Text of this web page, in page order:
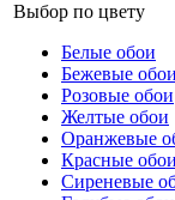
Выбор по цвету
Белые обои
Бежевые обои
Розовые обои
Желтые обои
Оранжевые
Красные обои
Сиреневые